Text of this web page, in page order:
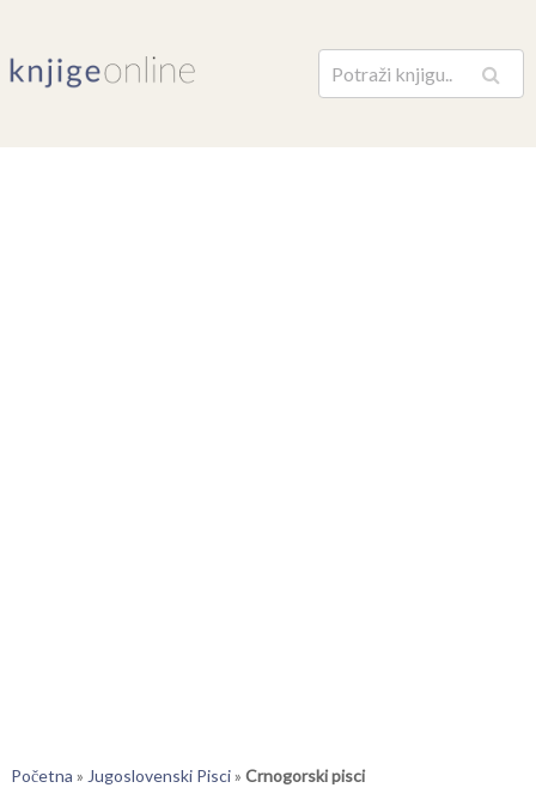
Pretraga
Početna » Jugoslovenski Pisci» Crnogorski pisci